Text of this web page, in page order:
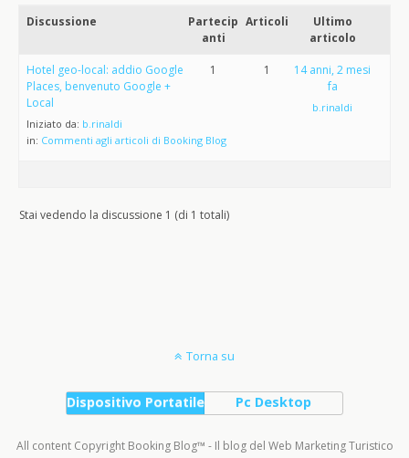
Discussione
Partecip
anti
Articoli
Ultimo
articolo
Hotel geo-local: addio Google
Places, benvenuto Google +
Local
Iniziato da: b.rinaldi
in: Commenti agli articoli di Booking Blog
1 1
14 anni, 2 mesi
fa
b.rinaldi
Stai vedendo la discussione 1 (di 1 totali)
Torna su
Dispositivo Portatile Pc Desktop
All content Copyright Booking Blog™ - Il blog del Web Marketing Turistico